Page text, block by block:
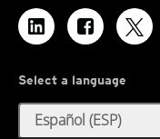
Select a language
Español (ESP)